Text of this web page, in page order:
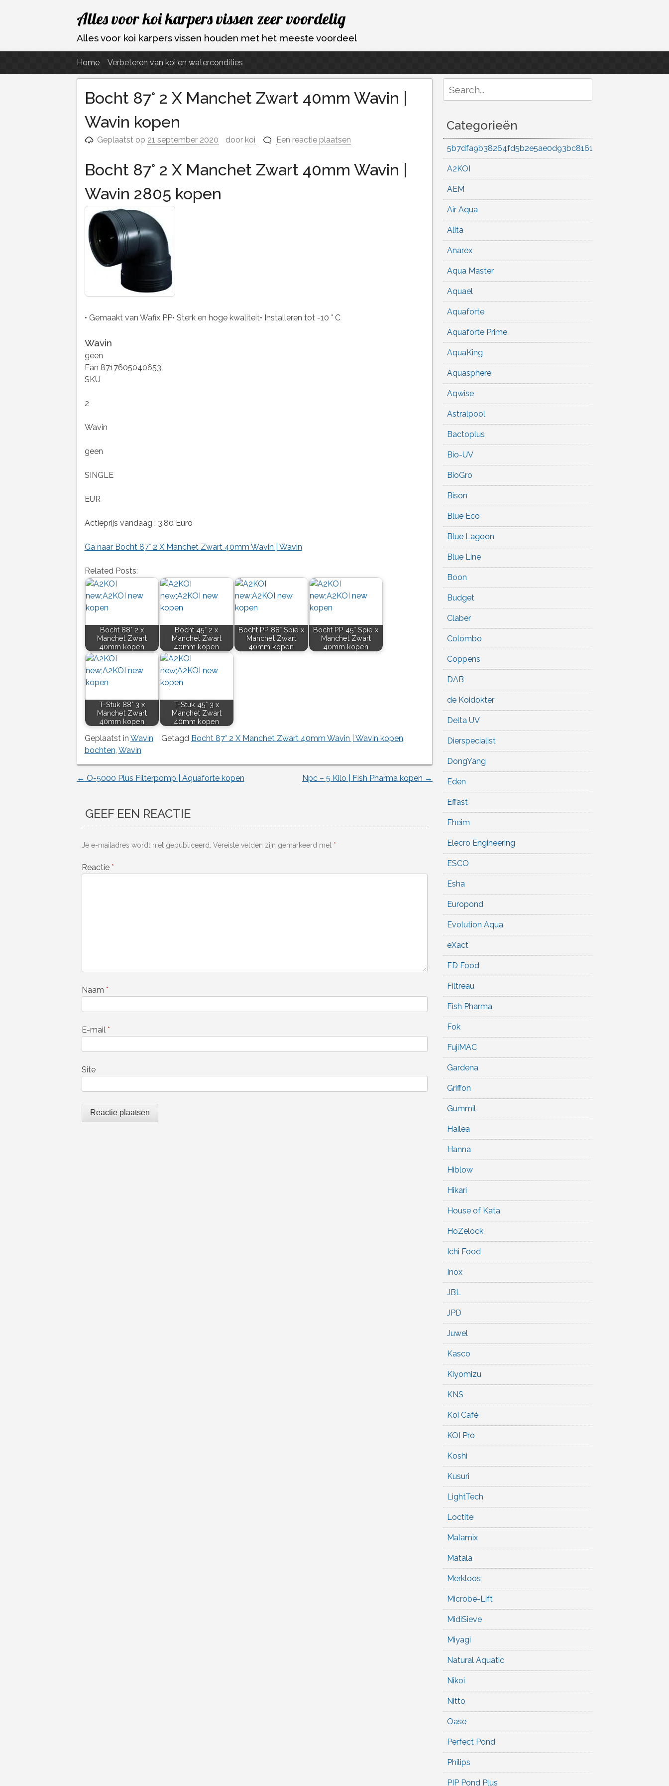
Ga
naar
de
Alles voor koi karpers vissen zeer voordelig
Alles voor koi karpers vissen houden met het meeste voordeel
Home Verbeteren van koi en watercondities
Bocht 87° 2 X Manchet Zwart 40mm Wavin |
Wavin kopen
Geplaatst op 21 september 2020 door koi Een reactie plaatsen
Bocht 87° 2 X Manchet Zwart 40mm Wavin |
Wavin 2805 kopen
• Gemaakt van Wafix PP• Sterk en hoge kwaliteit• Installeren tot -10 ° C
Wavin
geen
Ean 8717605040653
SKU
2
Wavin
geen
SINGLE
EUR
Actieprijs vandaag : 3.80 Euro
Ga naar Bocht 87° 2 X Manchet Zwart 40mm Wavin | Wavin
Related Posts:
Bocht 88° 2 x
Manchet Zwart
40mm kopen
Bocht 45° 2 x
Manchet Zwart
40mm kopen
Bocht PP 88° Spie x
Manchet Zwart
40mm kopen
Bocht PP 45° Spie x
Manchet Zwart
40mm kopen
T-Stuk 88° 3 x
Manchet Zwart
40mm kopen
T-Stuk 45° 3 x
Manchet Zwart
40mm kopen
Geplaatst in Wavin Getagd Bocht 87° 2 X Manchet Zwart 40mm Wavin | Wavin kopen,
bochten, Wavin
Berichtnavigatie
← O-5000 Plus Filterpomp | Aquaforte kopen Npc – 5 Kilo | Fish Pharma kopen →
GEEF EEN REACTIE
Je e-mailadres wordt niet gepubliceerd. Vereiste velden zijn gemarkeerd met *
Reactie *
Naam *
E-mail *
Site
for:
Categorieën
5b7dfa9b38264fd5b2e5ae0d93bc8161
A2KOI
AEM
Air Aqua
Alita
Anarex
Aqua Master
Aquael
Aquaforte
Aquaforte Prime
AquaKing
Aquasphere
Aqwise
Astralpool
Bactoplus
Bio-UV
BioGro
Bison
Blue Eco
Blue Lagoon
Blue Line
Boon
Budget
Claber
Colombo
Coppens
DAB
de Koidokter
Delta UV
Dierspecialist
DongYang
Eden
Effast
Eheim
Elecro Engineering
ESCO
Esha
Europond
Evolution Aqua
eXact
FD Food
Filtreau
Fish Pharma
Fok
FujiMAC
Gardena
Griffon
Gummil
Hailea
Hanna
Hiblow
Hikari
House of Kata
HoZelock
Ichi Food
Inox
JBL
JPD
Juwel
Kasco
Kiyomizu
KNS
Koi Café
KOI Pro
Koshi
Kusuri
LightTech
Loctite
Malamix
Matala
Merkloos
Microbe-Lift
MidiSieve
Miyagi
Natural Aquatic
Nikoi
Nitto
Oase
Perfect Pond
Philips
PIP Pond Plus